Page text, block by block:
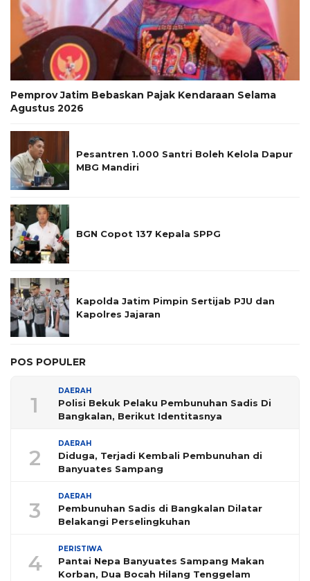
Pemprov Jatim Bebaskan Pajak Kendaraan Selama
Agustus 2026
Pesantren 1.000 Santri Boleh Kelola Dapur
MBG Mandiri
BGN Copot 137 Kepala SPPG
Kapolda Jatim Pimpin Sertijab PJU dan
Kapolres Jajaran
POS POPULER
1
DAERAH
Polisi Bekuk Pelaku Pembunuhan Sadis Di
Bangkalan, Berikut Identitasnya
2
DAERAH
Diduga, Terjadi Kembali Pembunuhan di
Banyuates Sampang
3
DAERAH
Pembunuhan Sadis di Bangkalan Dilatar
Belakangi Perselingkuhan
4
PERISTIWA
Pantai Nepa Banyuates Sampang Makan
Korban, Dua Bocah Hilang Tenggelam